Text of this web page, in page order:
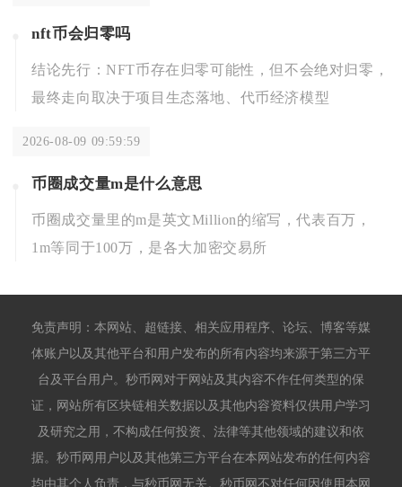
nft币会归零吗
结论先行：NFT币存在归零可能性，但不会绝对归零，
最终走向取决于项目生态落地、代币经济模型
2026-08-09 09:59:59
币圈成交量m是什么意思
币圈成交量里的m是英文Million的缩写，代表百万，
1m等同于100万，是各大加密交易所
免责声明：本网站、超链接、相关应用程序、论坛、博客等媒
体账户以及其他平台和用户发布的所有内容均来源于第三方平
台及平台用户。秒币网对于网站及其内容不作任何类型的保
证，网站所有区块链相关数据以及其他内容资料仅供用户学习
及研究之用，不构成任何投资、法律等其他领域的建议和依
据。秒币网用户以及其他第三方平台在本网站发布的任何内容
均由其个人负责，与秒币网无关。秒币网不对任何因使用本网